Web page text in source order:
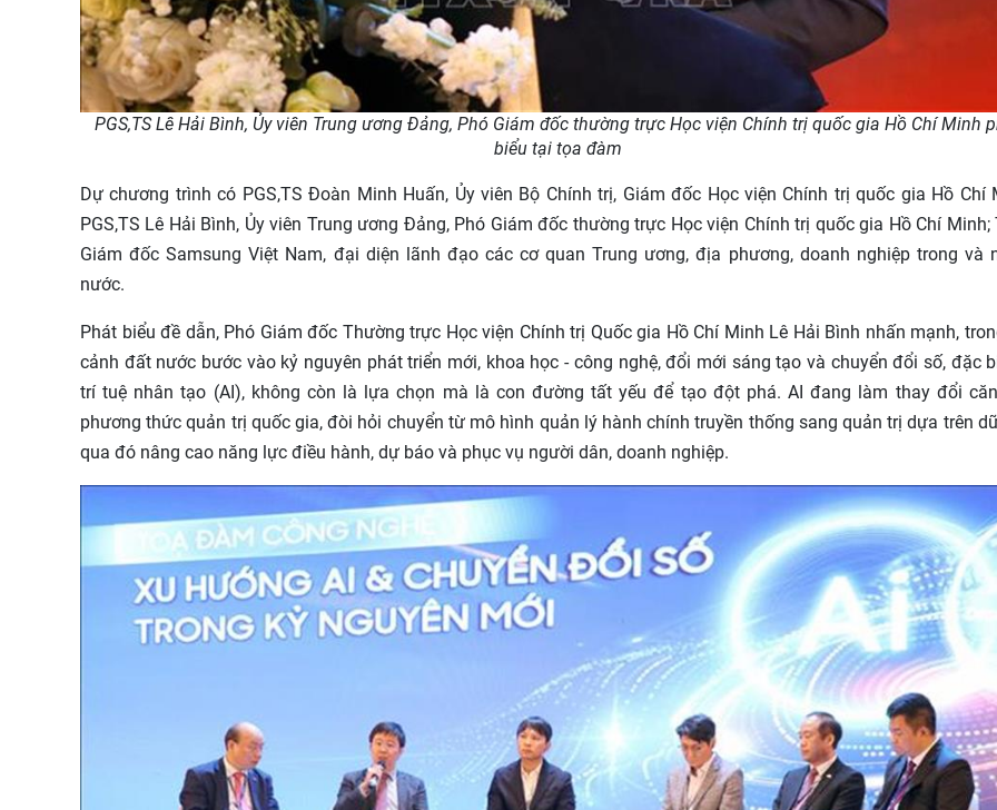
PGS,TS Lê Hải Bình, Ủy viên Trung ương Đảng, Phó Giám đốc thường trực Học viện Chính trị quốc gia Hồ Chí Minh
biểu tại tọa đàm
Dự chương trình có PGS,TSĐoàn Minh Huấn, Ủy viên Bộ Chính trị, Giám đốc Học viện Chính trị quốc gia Hồ Chí
PGS,TS Lê Hải Bình, Ủy viên Trung ương Đảng, Phó Giám đốc thường trực Học viện Chính trị quốc gia Hồ Chí Minh;
Giám đốc Samsung Việt Nam, đại diện lãnh đạo các cơ quan Trung ương, địa phương, doanh nghiệp trong và
nước.
Phát biểu đề dẫn, Phó Giám đốc Thường trực Học viện Chính trị Quốc gia Hồ Chí Minh Lê Hải Bình nhấn mạnh,
cảnh đất nước bước vào kỷ nguyên phát triển mới, khoa học - công nghệ, đổi mới sáng tạo và chuyển đổi số, đặc
trí tuệ nhân tạo (AI), không còn là lựa chọn mà là con đường tất yếu để tạo đột phá. AI đang làm thay đổi
phương thức quản trị quốc gia, đòi hỏi chuyển từ mô hình quản lý hành chính truyền thống sang quản trị dựa trên
qua đó nâng cao năng lực điều hành, dự báo và phục vụ người dân, doanh nghiệp.